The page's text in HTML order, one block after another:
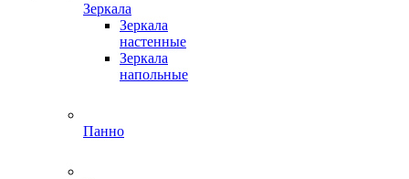
Зеркала
Зеркала
настенные
Зеркала
напольные
Панно